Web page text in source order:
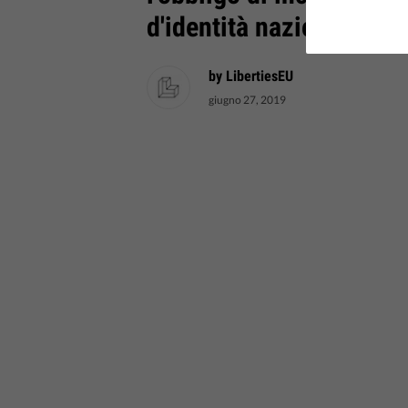
d'identità nazionali.
by LibertiesEU
giugno 27, 2019